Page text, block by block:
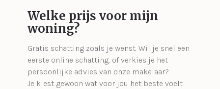
Welke prijs voor mijn
woning?
Gratis schatting zoals je wenst. Wil je snel een
eerste online schatting, of verkies je het
persoonlijke advies van onze makelaar?
Je kiest gewoon wat voor jou het beste voelt.